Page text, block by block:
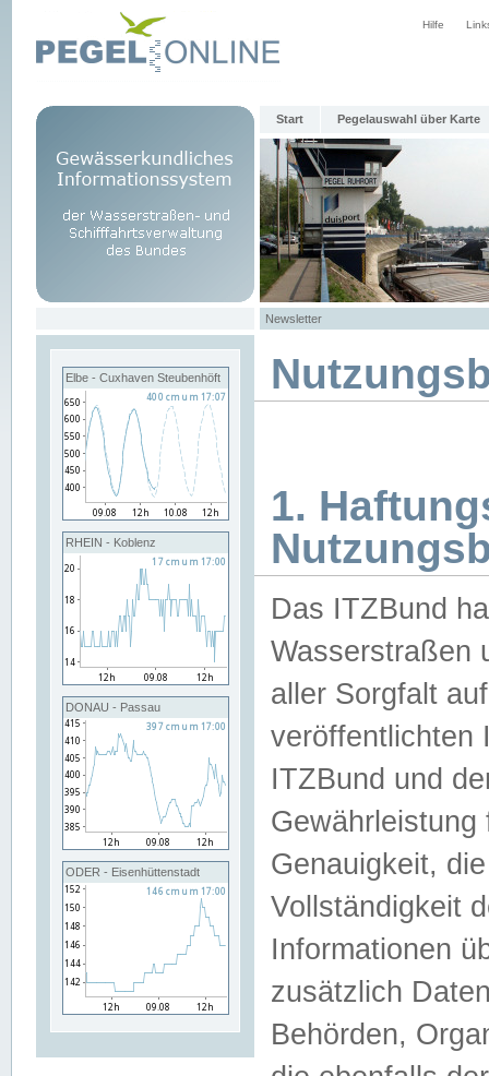
Hilfe
Start Pegelauswahl über Karte
Newsletter
Elbe - Cuxhaven Steubenhöft
RHEIN - Koblenz
DONAU - Passau
ODER - Eisenhüttenstadt
1.
Das ITZBund
Wasserstraßen
aller Sorgfalt
veröffentlichten
ITZBund und
Genauigkeit,
Vollständigkeit
Informationen
zusätzlich
Behörden,